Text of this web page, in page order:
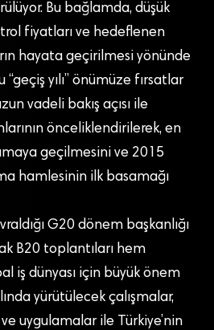
Bu bağlamda, düşük
fiyatları ve hedeflenen
hayata geçirilmesi yönünde
yılı” önümüze fırsatlar
vadeli bakış açısı ile
önceliklendirilerek, en
geçilmesini ve 2015
hamlesinin ilk basamağı
G20 dönem başkanlığı
B20 toplantıları hem
iş dünyası için büyük önem
yürütülecek çalışmalar,
uygulamalar ile Türkiye’nin